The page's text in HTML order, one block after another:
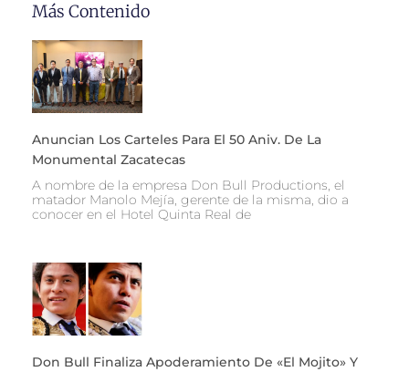
Más Contenido
Anuncian Los Carteles Para El 50 Aniv. De La
Monumental Zacatecas
A nombre de la empresa Don Bull Productions, el
matador Manolo Mejía, gerente de la misma, dio a
conocer en el Hotel Quinta Real de
Don Bull Finaliza Apoderamiento De «El Mojito» Y